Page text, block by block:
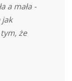
a mała -
jak
że